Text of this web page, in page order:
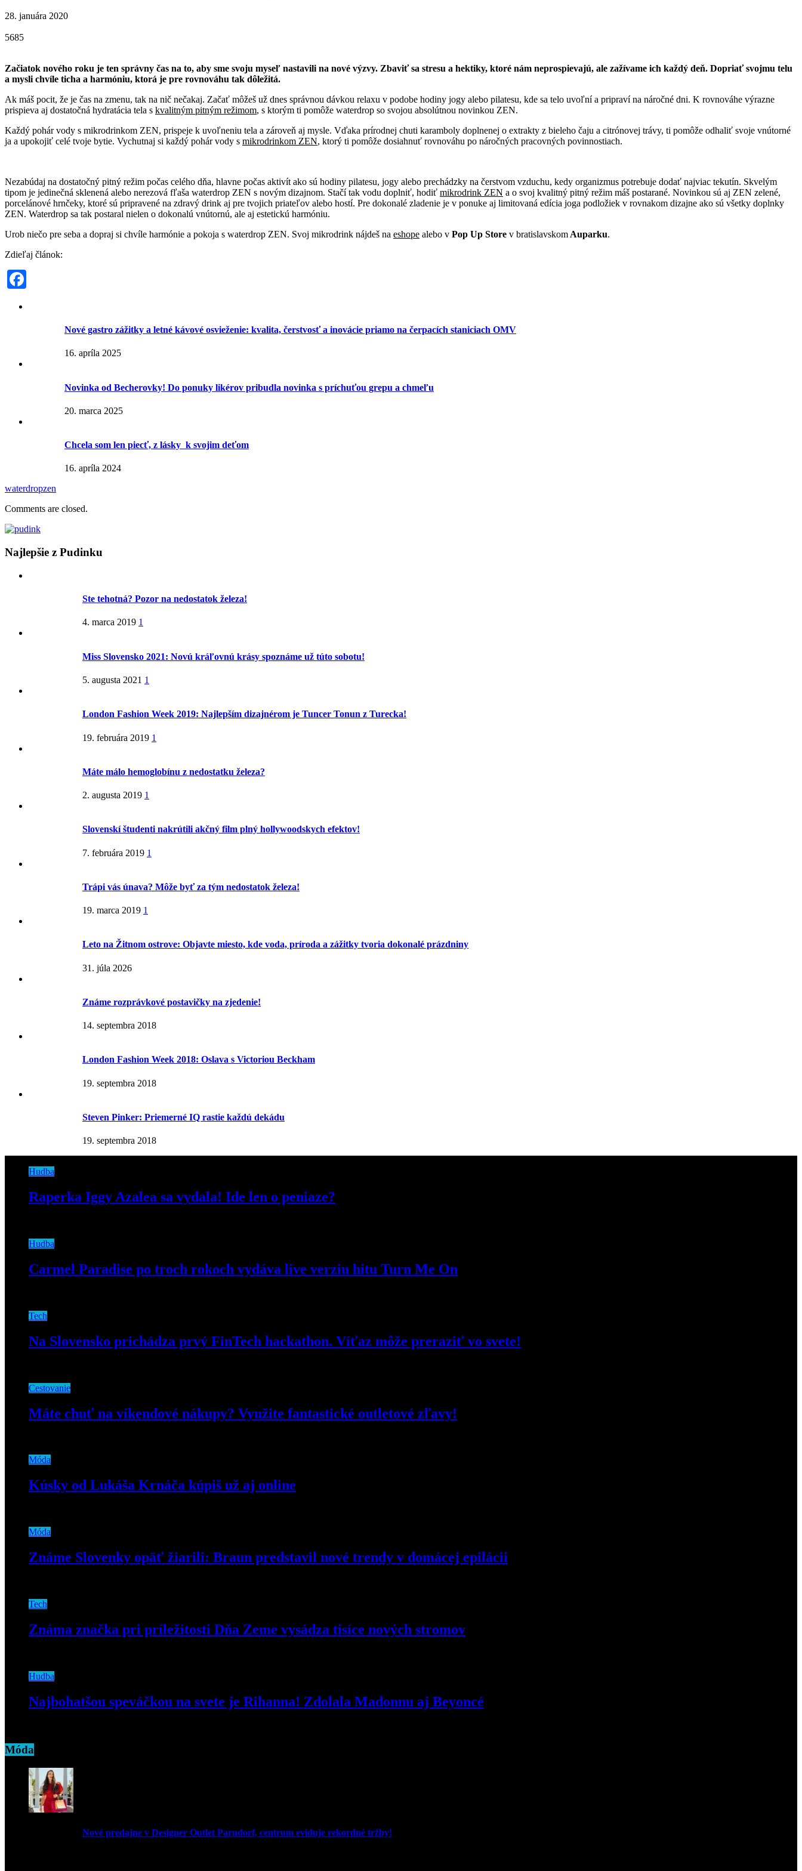
28. januára 2020
5685
Začiatok nového roku je ten správny čas na to, aby sme svoju myseľ nastavili na nové výzvy. Zbaviť sa stresu a hektiky, ktoré nám neprospievajú, ale zažívame ich každý deň. Dopriať svojmu telu
a mysli chvíle ticha a harmóniu, ktorá je pre rovnováhu tak dôležitá.
Ak máš pocit, že je čas na zmenu, tak na nič nečakaj. Začať môžeš už dnes správnou dávkou relaxu v podobe hodiny jogy alebo pilatesu, kde sa telo uvoľní a pripraví na náročné dni. K rovnováhe výrazne
prispieva aj dostatočná hydratácia tela s kvalitným pitným režimom, s ktorým ti pomôže waterdrop so svojou absolútnou novinkou ZEN.
Každý pohár vody s mikrodrinkom ZEN, prispeje k uvoľneniu tela a zároveň aj mysle. Vďaka prírodnej chuti karamboly doplnenej o extrakty z bieleho čaju a citrónovej trávy, ti pomôže odhaliť svoje vnútorné
ja a upokojiť celé tvoje bytie. Vychutnaj si každý pohár vody s mikrodrinkom ZEN, ktorý ti pomôže dosiahnuť rovnováhu po náročných pracovných povinnostiach.
Nezabúdaj na dostatočný pitný režim počas celého dňa, hlavne počas aktivít ako sú hodiny pilatesu, jogy alebo prechádzky na čerstvom vzduchu, kedy organizmus potrebuje dodať najviac tekutín. Skvelým
tipom je jedinečná sklenená alebo nerezová fľaša waterdrop ZEN s novým dizajnom. Stačí tak vodu doplniť, hodiť mikrodrink ZEN a o svoj kvalitný pitný režim máš postarané. Novinkou sú aj ZEN zelené,
porcelánové hrnčeky, ktoré sú pripravené na zdravý drink aj pre tvojich priateľov alebo hostí. Pre dokonalé zladenie je v ponuke aj limitovaná edícia joga podložiek v rovnakom dizajne ako sú všetky doplnky
ZEN. Waterdrop sa tak postaral nielen o dokonalú vnútornú, ale aj estetickú harmóniu.
Urob niečo pre seba a dopraj si chvíle harmónie a pokoja s waterdrop ZEN. Svoj mikrodrink nájdeš na eshope alebo v Pop Up Store v bratislavskom Auparku.
Zdieľaj článok:
Nové gastro zážitky a letné kávové osvieženie: kvalita, čerstvosť a inovácie priamo na čerpacích staniciach OMV
16. apríla 2025
Novinka od Becherovky! Do ponuky likérov pribudla novinka s príchuťou grepu a chmeľu
20. marca 2025
Chcela som len piecť, z lásky k svojim deťom
16. apríla 2024
waterdropzen
Comments are closed.
Najlepšie z Pudinku
Ste tehotná? Pozor na nedostatok železa!
4. marca 2019 1
Miss Slovensko 2021: Novú kráľovnú krásy spoznáme už túto sobotu!
5. augusta 2021 1
London Fashion Week 2019: Najlepším dizajnérom je Tuncer Tonun z Turecka!
19. februára 2019 1
Máte málo hemoglobínu z nedostatku železa?
2. augusta 2019 1
Slovenskí študenti nakrútili akčný film plný hollywoodskych efektov!
7. februára 2019 1
Trápi vás únava? Môže byť za tým nedostatok železa!
19. marca 2019 1
Leto na Žitnom ostrove: Objavte miesto, kde voda, príroda a zážitky tvoria dokonalé prázdniny
31. júla 2026
Známe rozprávkové postavičky na zjedenie!
14. septembra 2018
London Fashion Week 2018: Oslava s Victoriou Beckham
19. septembra 2018
Steven Pinker: Priemerné IQ rastie každú dekádu
19. septembra 2018
Hudba
Raperka Iggy Azalea sa vydala! Ide len o peniaze?
Hudba
Carmel Paradise po troch rokoch vydáva live verziu hitu Turn Me On
Tech
Na Slovensko prichádza prvý FinTech hackathon. Víťaz môže preraziť vo svete!
Cestovanie
Máte chuť na víkendové nákupy? Využite fantastické outletové zľavy!
Móda
Kúsky od Lukáša Krnáča kúpiš už aj online
Móda
Známe Slovenky opäť žiarili: Braun predstavil nové trendy v domácej epilácii
Tech
Známa značka pri príležitosti Dňa Zeme vysádza tisíce nových stromov
Hudba
Najbohatšou speváčkou na svete je Rihanna! Zdolala Madonnu aj Beyoncé
Móda
Nové predajne v Designer Outlet Parndorf, centrum eviduje rekordné tržby!